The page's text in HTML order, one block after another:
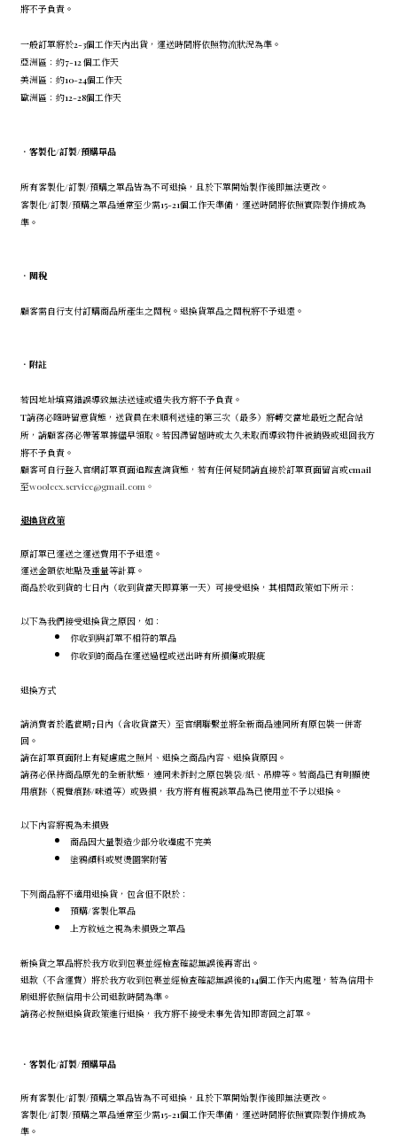
將不予負責。
一般訂單將於2-3個工作天內出貨，運送時間將依照物流狀況為準。
亞洲區：約7-12 個工作天
美洲區：約10-24個工作天
歐洲區：約12-28個工作天
． 客製化/訂製/預購單品
所有客製化/訂製/預購之單品皆為不可退換，且於下單開始製作後即無法更改。
客製化/訂製/預購之單品通常至少需15-21個工作天準備，運送時間將依照實際製作排成為
準。
． 關稅
顧客需自行支付訂購商品所產生之關稅。退換貨單品之關稅將不予退還。
． 附註
若因地址填寫錯誤導致無法送達或遺失我方將不予負責。
T請務必隨時留意貨態，送貨員在未順利送達的第三次（最多）將轉交當地最近之配合站
所，請顧客務必帶著單據儘早領取。若因滯留超時或太久未取而導致物件被銷毀或退回我方
將不予負責。
顧客可自行登入官網訂單頁面追蹤查詢貨態，若有任何疑問請直接於訂單頁面留言或email
至wooleex.service@gmail.com。
退換貨政策
原訂單已運送之運送費用不予退還。
運送金額依地點及重量等計算。
商品於收到貨的七日內（收到貨當天即算第一天）可接受退換，其相關政策如下所示：
以下為我們接受退換貨之原因，如：
你收到與訂單不相符的單品
你收到的商品在運送過程或送出時有所損傷或瑕疵
退換方式
請消費者於鑑賞期7日內（含收貨當天）至官網聯繫並將全新商品連同所有原包裝一併寄
回。
請在訂單頁面附上有疑慮處之照片、退換之商品內容、退換貨原因。
請務必保持商品原先的全新狀態，連同未拆封之原包裝袋/紙、吊牌等。若商品已有明顯使
用痕跡（視覺痕跡/味道等）或毀損，我方將有權視該單品為已使用並不予以退換。
以下內容將視為未損毀
商品因大量製造少部分收邊處不完美
塗鴉顏料或熨燙圖案附著
下列商品將不適用退換貨，包含但不限於：
預購/客製化單品
上方敘述之視為未損毀之單品
新換貨之單品將於我方收到包裹並經檢查確認無誤後再寄出。
退款（不含運費）將於我方收到包裹並經檢查確認無誤後的14個工作天內處理，若為信用卡
刷退將依照信用卡公司退款時間為準。
請務必按照退換貨政策進行退換，我方將不接受未事先告知即寄回之訂單。
． 客製化/訂製/預購單品
所有客製化/訂製/預購之單品皆為不可退換，且於下單開始製作後即無法更改。
客製化/訂製/預購之單品通常至少需15-21個工作天準備，運送時間將依照實際製作排成為
準。